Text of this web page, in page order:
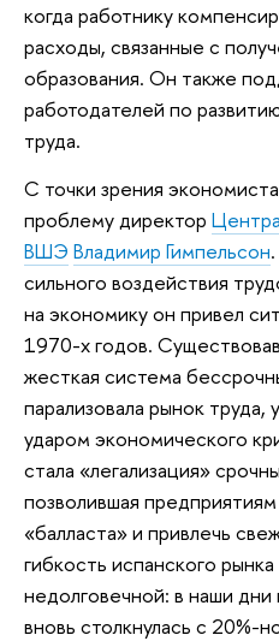
когда работнику
расходы, связанные с
образования. Он также
работодателей по
труда.
С точки зрения экономиста
проблему директор
ВШЭ Владимир Гимпельсон
сильного воздействия
на экономику он привел
1970-х годов.
жесткая система
парализовала рынок
ударом экономического
стала «легализация»
позволившая
«балласта» и привлечь
гибкость испанского рынка
недолговечной: в наши дни
вновь столкнулась с 20%-